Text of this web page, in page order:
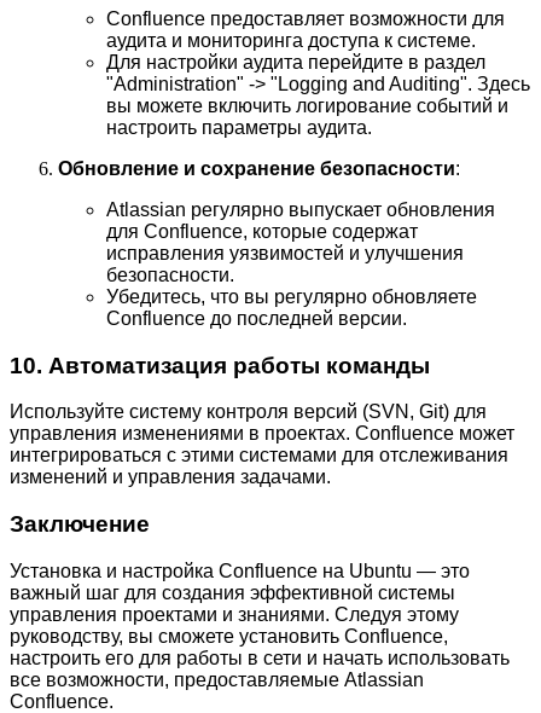
Confluence предоставляет возможности для
аудита и мониторинга доступа к системе.
Для настройки аудита перейдите в раздел
"Administration" -> "Logging and Auditing". Здесь
вы можете включить логирование событий и
настроить параметры аудита.
Обновление и сохранение безопасности:
Atlassian регулярно выпускает обновления
для Confluence, которые содержат
исправления уязвимостей и улучшения
безопасности.
Убедитесь, что вы регулярно обновляете
Confluence до последней версии.
10. Автоматизация работы команды
Используйте систему контроля версий (SVN, Git) для
управления изменениями в проектах. Confluence может
интегрироваться с этими системами для отслеживания
изменений и управления задачами.
Заключение
Установка и настройка Confluence на Ubuntu — это
важный шаг для создания эффективной системы
управления проектами и знаниями. Следуя этому
руководству, вы сможете установить Confluence,
настроить его для работы в сети и начать использовать
все возможности, предоставляемые Atlassian
Confluence.